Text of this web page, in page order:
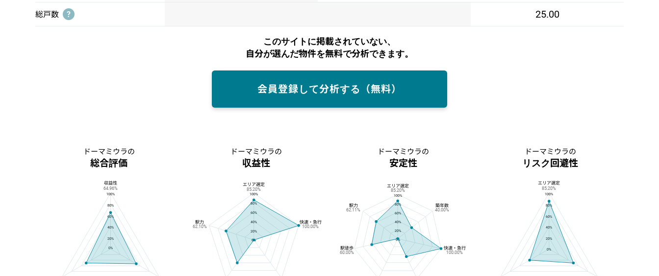
総戸数 ? 25.00
このサイトに掲載されていない、
自分が選んだ物件を無料で分析できます。
会員登録して分析する（無料）
ドーマミウラの
総合評価
ドーマミウラの総合評価
100%
80%
60%
40%
20%
0%
収益性
64.96%
ドーマミウラの
収益性
ドーマミウラの収益性
100%
80%
60%
40%
20%
0%
エリア選定
85.20%
駅力
62.10%
快速・急行
100.00%
ドーマミウラの
安定性
100%
80%
60%
40%
20%
0%
エリア選定
85.20%
駅力
62.11%
駅徒歩
60.00%
快速・急行
100.00%
築年数
40.00%
ドーマミウラの
リスク回避性
ドーマミウラのリスク回避性
100%
80%
60%
40%
20%
0%
エリア選定
85.20%